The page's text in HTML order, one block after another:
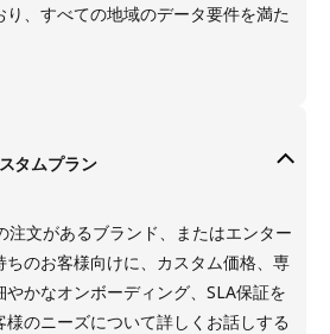
り、すべての地域のデータ要件を満た
タムプラン
注文があるブランド、またはエンター
ちのお客様向けに、カスタム価格、専
やかなオンボーディング、SLA保証を
様のニーズについて詳しくお話しする